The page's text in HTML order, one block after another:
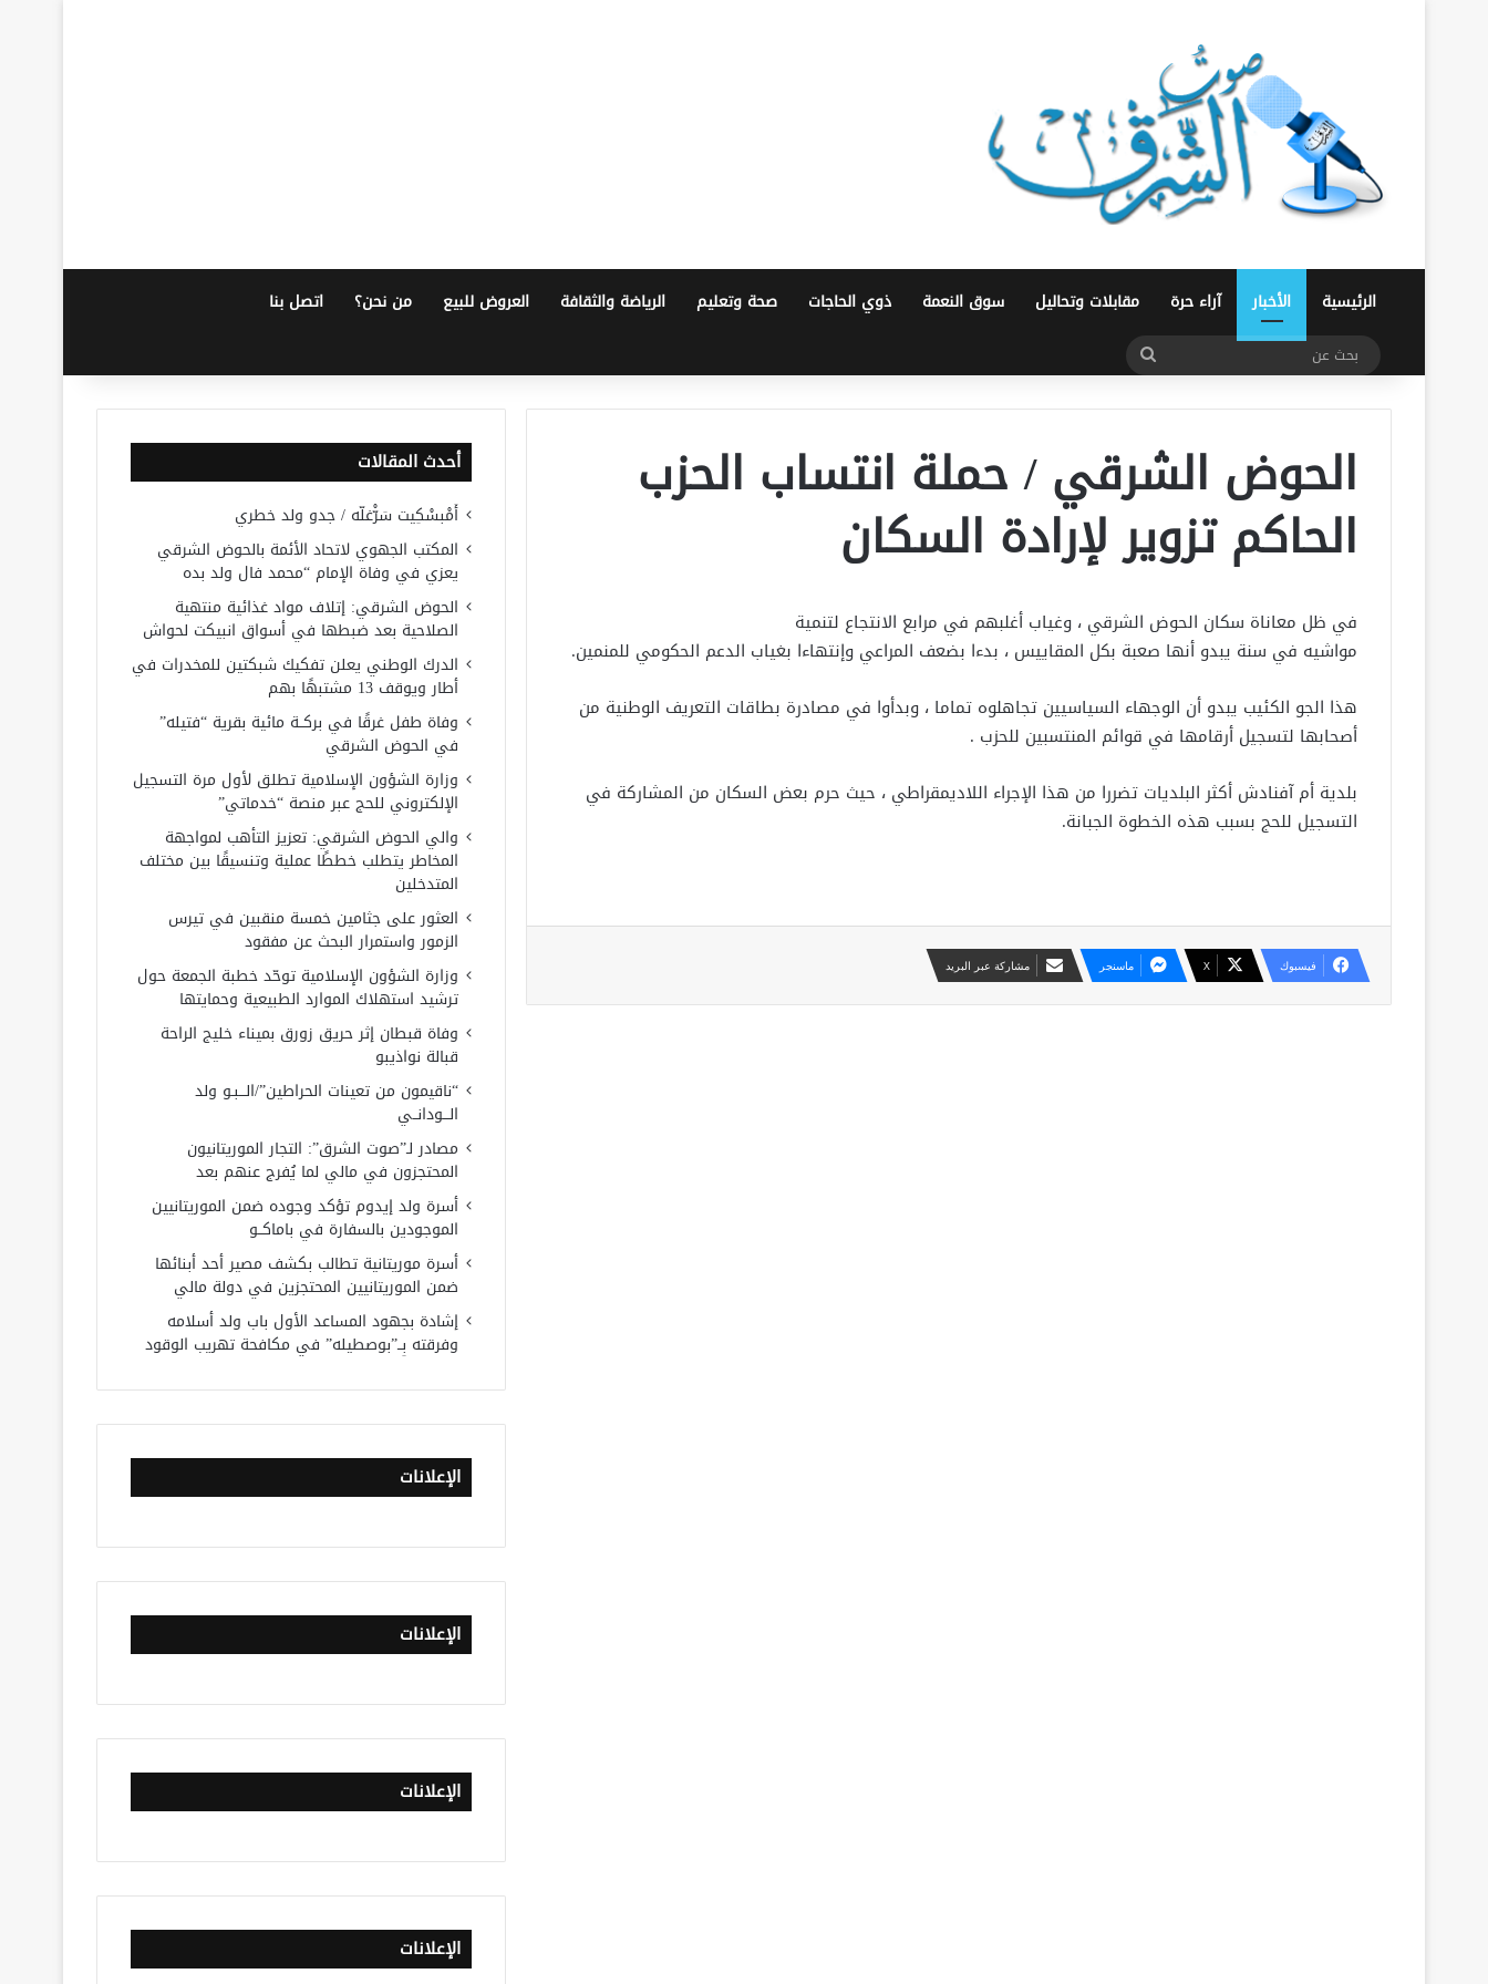
الرئيسية الأخبار آراء حرة مقابلات وتحاليل سوق النعمة ذوي الحاجات صحة وتعليم الرياضة والثقافة العروض للبيع من نحن؟ اتصل بنا
بحث
الحوض الشرقي / حملة انتساب الحزب
الحاكم تزوير لإرادة السكان
في ظل معاناة سكان الحوض الشرقي ، وغياب أغلبهم في مرابع الانتجاع لتنمية
مواشيه في سنة يبدو أنها صعبة بكل المقاييس ، بدءا بضعف المراعي وإنتهاءا بغياب الدعم الحكومي للمنمين.
هذا الجو الكئيب يبدو أن الوجهاء السياسيين تجاهلوه تماما ، وبدأوا في مصادرة بطاقات التعريف الوطنية من
أصحابها لتسجيل أرقامها في قوائم المنتسبين للحزب .
بلدية أم آفنادش أكثر البلديات تضررا من هذا الإجراء اللاديمقراطي ، حيث حرم بعض السكان من المشاركة في
التسجيل للحج بسبب هذه الخطوة الجبانة.
فيسبوك X ماسنجر مشاركة عبر البريد
أحدث المقالات
أَمْبسْكِيت سَرّْغلّه / جدو ولد خطري
المكتب الجهوي لاتحاد الأئمة بالحوض الشرقي
يعزي في وفاة الإمام “محمد فال ولد بده
الحوض الشرقي: إتلاف مواد غذائية منتهية
الصلاحية بعد ضبطها في أسواق انبيكت لحواش
الدرك الوطني يعلن تفكيك شبكتين للمخدرات في
أطار ويوقف 13 مشتبهًا بهم
وفاة طفل غرقًا في بركــة مائية بقرية “فتيله”
في الحوض الشرقي
وزارة الشؤون الإسلامية تطلق لأول مرة التسجيل
الإلكتروني للحج عبر منصة “خدماتي”
والي الحوض الشرقي: تعزيز التأهب لمواجهة
المخاطر يتطلب خططًا عملية وتنسيقًا بين مختلف
المتدخلين
العثور على جثامين خمسة منقبين في تيرس
الزمور واستمرار البحث عن مفقود
وزارة الشؤون الإسلامية توحّد خطبة الجمعة حول
ترشيد استهلاك الموارد الطبيعية وحمايتها
وفاة قبطان إثر حريق زورق بميناء خليج الراحة
قبالة نواذيبو
“ناقيمون من تعينات الحراطين”/الـــبـو ولد
الـــودانــي
مصادر لـ”صوت الشرق”: التجار الموريتانيون
المحتجزون في مالي لما يُفرج عنهم بعد
أسرة ولد إيدوم تؤكد وجوده ضمن الموريتانيين
الموجودين بالسفارة في باماكــو
أسرة موريتانية تطالب بكشف مصير أحد أبنائها
ضمن الموريتانيين المحتجزين في دولة مالي
إشادة بجهود المساعد الأول باب ولد أسلامه
وفرقته بِــ”بوصطيله” في مكافحة تهريب الوقود
الإعلانات
الإعلانات
الإعلانات
الإعلانات